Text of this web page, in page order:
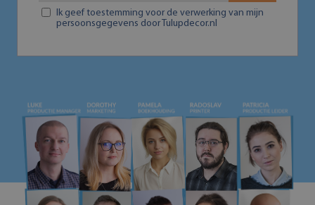
Ik geef toestemming voor de verwerking van mijn
persoonsgegevens door Tulupdecor.nl